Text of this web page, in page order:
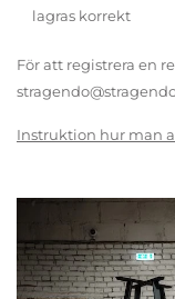
lagras korrekt
För att registrera en
Instruktion hur man